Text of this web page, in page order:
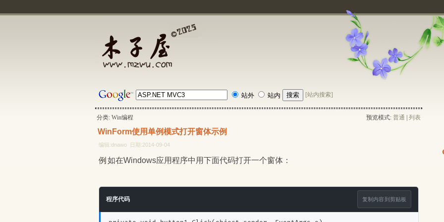
站外 站内 [站内搜索]
分类: Win编程 预览模式: 普通 列表
WinForm使用单例模式打开窗体示例
编辑:dnawo 日期:2014-09-04
例如在Windows应用程序中用下面代码打开一个窗体：
程序代码 复制内容到剪贴板